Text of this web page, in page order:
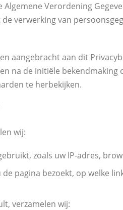
Verordening
verwerking van
aangebracht aan dit
na de initiële
te herbekijken.
wij:
zoals uw IP-adres,
de pagina bezoekt, op welke
verzamelen wij: